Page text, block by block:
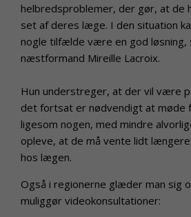
helbredsproblemer, der gør, at de
set af deres læge. I den situation
nogle tilfælde være en god løsning,
næstformand Mireille Lacroix.
Hun understreger, at der vil være
det fortsat er nødvendigt at møde
ligesom nogen, med mindre
opleve, at de må vente lidt
hos lægen.
Også i regionerne glæder man sig
muliggør videokonsultationer: